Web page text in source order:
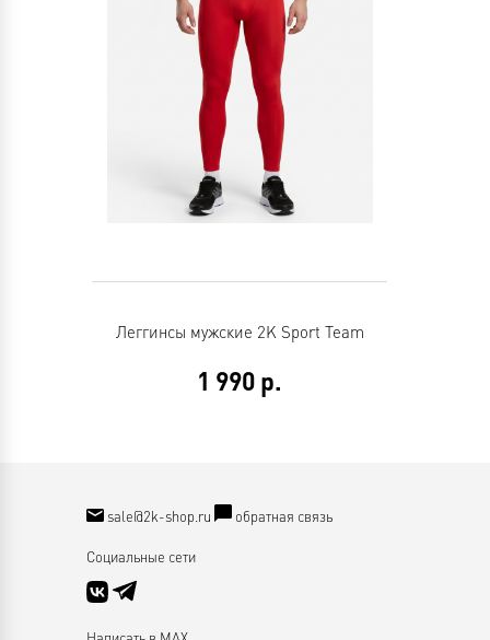
Леггинсы мужские 2K Sport Team
1 990 р.
sale@2k-shop.ru обратная связь
Социальные сети